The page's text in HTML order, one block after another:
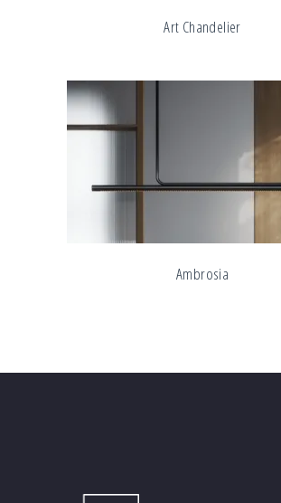
Art Chandelier
Ambrosia